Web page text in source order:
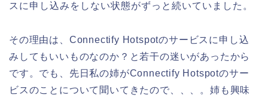
スに申し込みをしない状態がずっと続いていました。
その理由は、Connectify Hotspotのサービスに申し込
みしてもいいものなのか？と若干の迷いがあったから
です。でも、先日私の姉がConnectify Hotspotのサー
ビスのことについて聞いてきたので、、、。姉も興味